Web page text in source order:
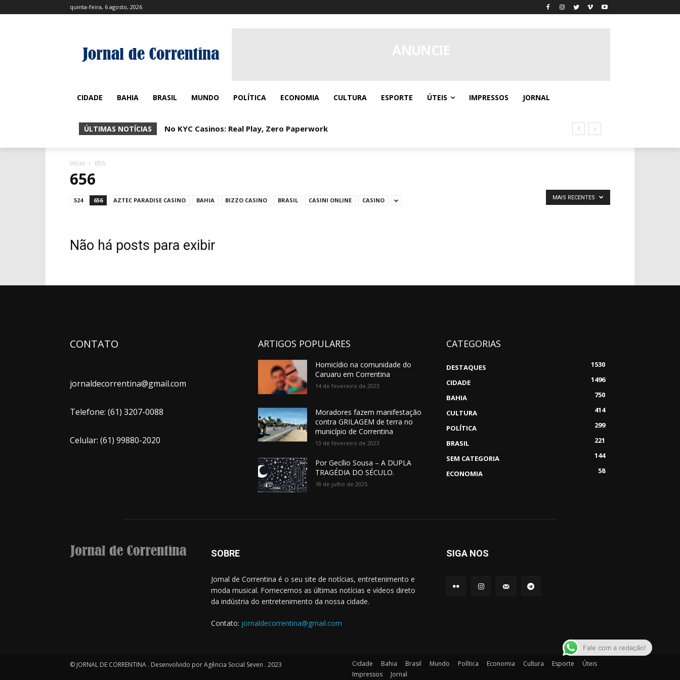
quinta-feira, 6 agosto, 2026
CIDADE BAHIA BRASIL MUNDO POLÍTICA ECONOMIA CULTURA ESPORTE ÚTEIS IMPRESSOS JORNAL
ÚLTIMAS NOTÍCIAS No KYC Casinos: Real Play, Zero Paperwork
Início 656
656
524 656 AZTEC PARADISE CASINO BAHIA BIZZO CASINO BRASIL CASINI ONLINE CASINO MAIS RECENTES
Não há posts para exibir
CONTATO
jornaldecorrentina@gmail.com
Telefone: (61) 3207-0088
Celular: (61) 99880-2020
ARTIGOS POPULARES
Homicídio na comunidade do
Caruaru em Correntina
14 de fevereiro de 2023
Moradores fazem manifestação
contra GRILAGEM de terra no
município de Correntina
13 de fevereiro de 2023
Por Gecílio Sousa – A DUPLA
TRAGÉDIA DO SÉCULO.
18 de julho de 2025
CATEGORIAS
DESTAQUES
1530
CIDADE
1496
BAHIA
750
CULTURA
414
POLÍTICA
299
BRASIL
221
SEM CATEGORIA
144
ECONOMIA
58
SOBRE
Jornal de Correntina é o seu site de notícias, entretenimento e
moda musical. Fornecemos as últimas notícias e vídeos direto
da indústria do entretenimento da nossa cidade.
Contato: jornaldecorrentina@gmail.com
SIGA NOS
© JORNAL DE CORRENTINA . Desenvolvido por Agência Social Seven . 2023 Cidade Bahia Brasil Mundo Política Economia Cultura Esporte
Úteis
Impressos
Jornal
Fale com a redação!